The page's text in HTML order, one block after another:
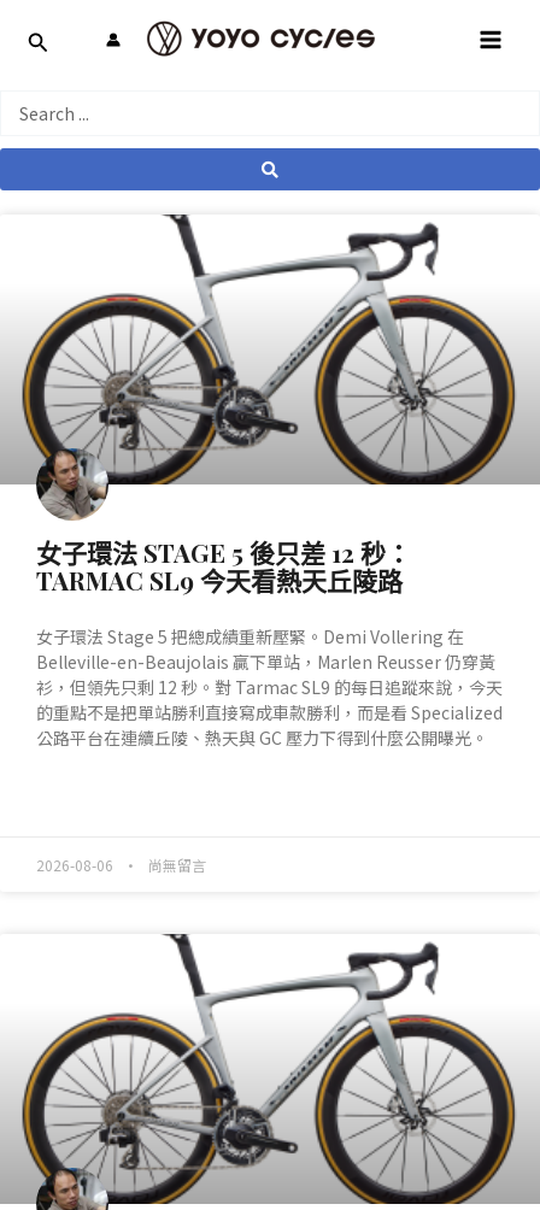
Search
女子環法 STAGE 5 後只差 12 秒：
TARMAC SL9 今天看熱天丘陵路
女子環法 Stage 5 把總成績重新壓緊。Demi Vollering 在
Belleville-en-Beaujolais 贏下單站，Marlen Reusser 仍穿黃
衫，但領先只剩 12 秒。對 Tarmac SL9 的每日追蹤來說，今天
的重點不是把單站勝利直接寫成車款勝利，而是看 Specialized
公路平台在連續丘陵、熱天與 GC 壓力下得到什麼公開曝光。
2026-08-06 尚無留言